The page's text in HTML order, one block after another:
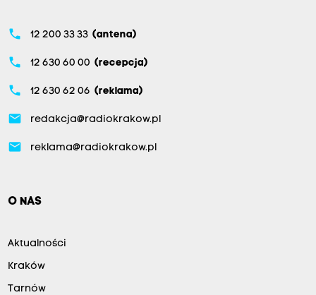
phone 12 200 33 33 (antena)
phone 12 630 60 00 (recepcja)
phone 12 630 62 06 (reklama)
email redakcja@radiokrakow.pl
email reklama@radiokrakow.pl
O NAS
Aktualności
Kraków
Tarnów